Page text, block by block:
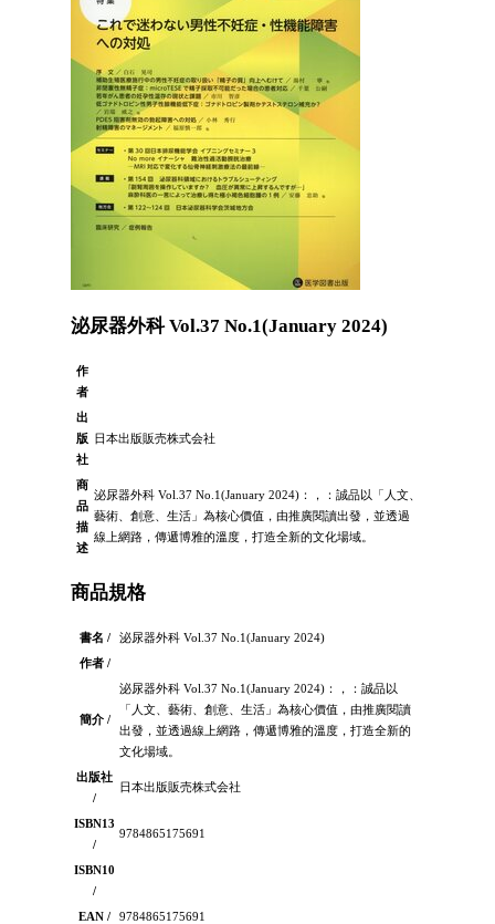
泌尿器外科 Vol.37 No.1(January 2024)
作
者
出
版
社
日本出版販売株式会社
商
品
描
述
泌尿器外科 Vol.37 No.1(January 2024)：，：誠品以「人文、
藝術、創意、生活」為核心價值，由推廣閱讀出發，並透過
線上網路，傳遞博雅的溫度，打造全新的文化場域。
商品規格
書名 /
泌尿器外科 Vol.37 No.1(January 2024)
作者 /
簡介 /
泌尿器外科 Vol.37 No.1(January 2024)：，：誠品以
「人文、藝術、創意、生活」為核心價值，由推廣閱讀
出發，並透過線上網路，傳遞博雅的溫度，打造全新的
文化場域。
出版社
/
日本出版販売株式会社
ISBN13
/
9784865175691
ISBN10
/
EAN /
9784865175691